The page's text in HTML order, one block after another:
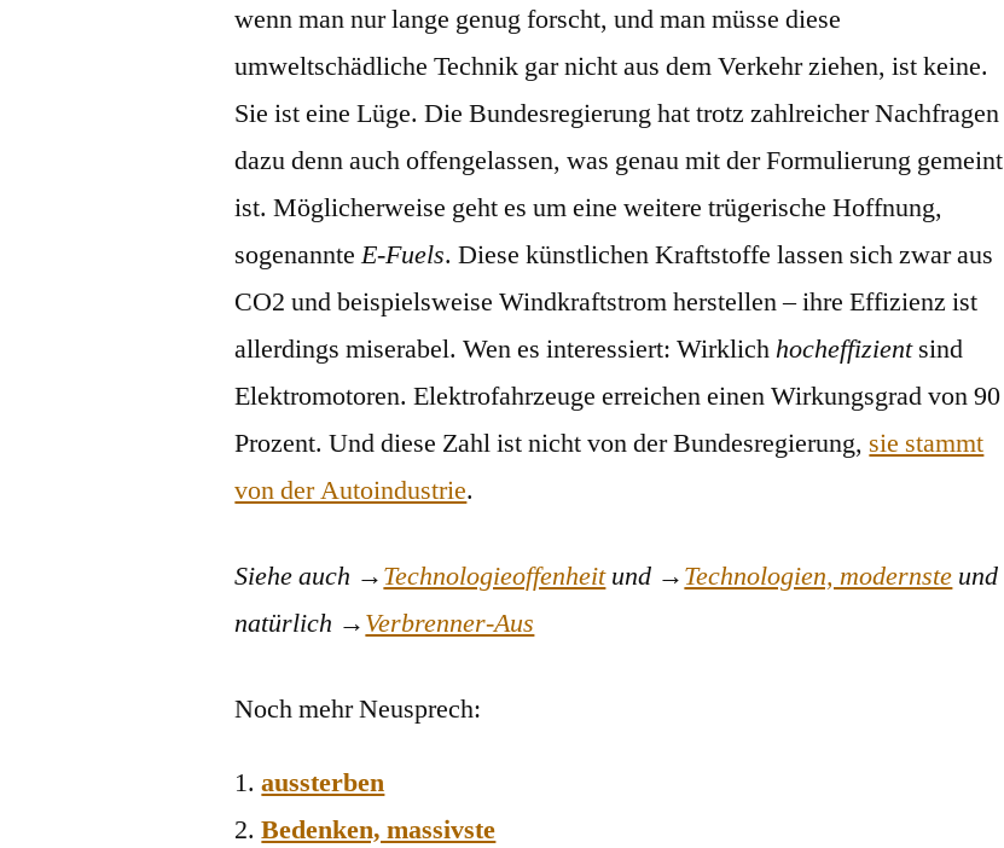
wenn man nur lange genug forscht, und man müsse diese
umweltschädliche Technik gar nicht aus dem Verkehr ziehen, ist keine.
Sie ist eine Lüge. Die Bundesregierung hat trotz zahlreicher Nachfragen
dazu denn auch offengelassen, was genau mit der Formulierung gemeint
ist. Möglicherweise geht es um eine weitere trügerische Hoffnung,
sogenannteE-Fuels. Diese künstlichen Kraftstoffe lassen sich zwar aus
CO2 und beispielsweise Windkraftstrom herstellen – ihre Effizienz ist
allerdings miserabel. Wen es interessiert: Wirklichhocheffizientsind
Elektromotoren. Elektrofahrzeuge erreichen einen Wirkungsgrad von 90
Prozent. Und diese Zahl ist nicht von der Bundesregierung, sie stammt
von der Autoindustrie.
Siehe auch →Technologieoffenheitund →Technologien, modernste und
natürlich →Verbrenner-Aus
Noch mehr Neusprech:
aussterben
Bedenken, massivste